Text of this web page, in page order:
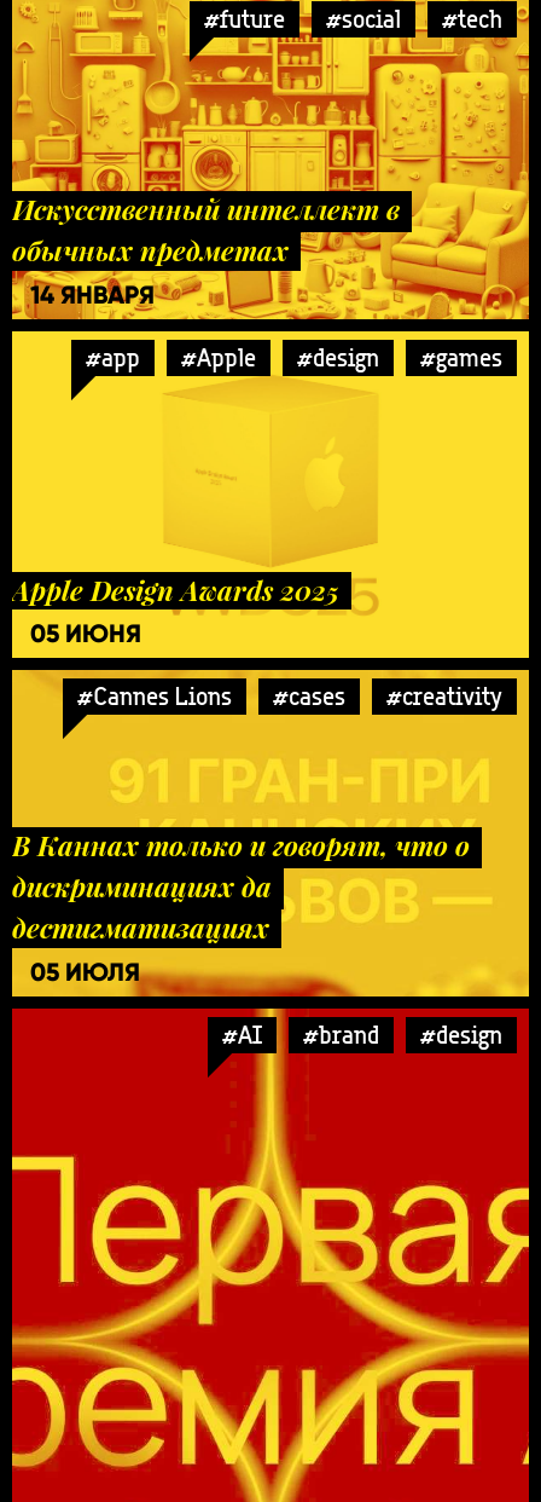
#future #social #tech
Искусственный интеллект в
обычных предметах
14 ЯНВАРЯ
#app #Apple #design #games
Apple Design Awards 2025
05 ИЮНЯ
#Cannes Lions #cases #creativity
В Каннах только и говорят, что о
дискриминациях да
дестигматизациях
05 ИЮЛЯ
#AI #brand #design